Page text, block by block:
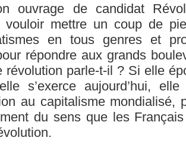
ouvrage de candidat
vouloir mettre un coup de
en tous genres et
répondre aux grands
révolution parle-t-il ? Si elle
s’exerce aujourd’hui,
au capitalisme
du sens que les